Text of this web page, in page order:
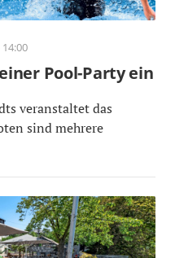
Pool-Party ein
veranstaltet das
sind mehrere